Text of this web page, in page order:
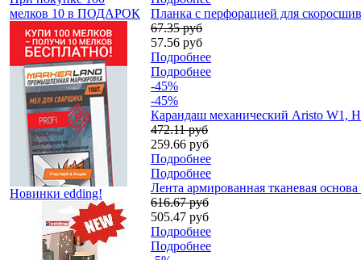
мелков 10 в ПОДАРОК
Новинки edding!
Планка с перфорацией для
67.35 руб
57.56 руб
Подробнее
Подробнее
-45%
-45%
Карандаш механический Aristo W1,
472.11 руб
259.66 руб
Подробнее
Подробнее
Лента армированная тканевая
616.67 руб
505.47 руб
Подробнее
Подробнее